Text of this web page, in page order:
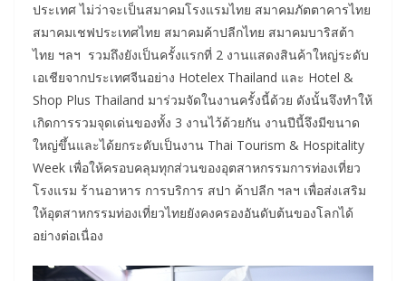
ประเทศ ไม่ว่าจะเป็นสมาคมโรงแรมไทย สมาคมภัตตาคารไทย
สมาคมเชฟประเทศไทย สมาคมค้าปลีกไทย สมาคมบาริสต้า
ไทย ฯลฯ รวมถึงยังเป็นครั้งแรกที่ 2 งานแสดงสินค้าใหญ่ระดับ
เอเชียจากประเทศจีนอย่าง Hotelex Thailand และ Hotel &
Shop Plus Thailand มาร่วมจัดในงานครั้งนี้ด้วย ดังนั้นจึงทำให้
เกิดการรวมจุดเด่นของทั้ง 3 งานไว้ด้วยกัน งานปีนี้จึงมีขนาด
ใหญ่ขึ้นและได้ยกระดับเป็นงาน Thai Tourism & Hospitality
Week เพื่อให้ครอบคลุมทุกส่วนของอุตสาหกรรมการท่องเที่ยว
โรงแรม ร้านอาหาร การบริการ สปา ค้าปลีก ฯลฯ เพื่อส่งเสริม
ให้อุตสาหกรรมท่องเที่ยวไทยยังคงครองอันดับต้นของโลกได้
อย่างต่อเนื่อง